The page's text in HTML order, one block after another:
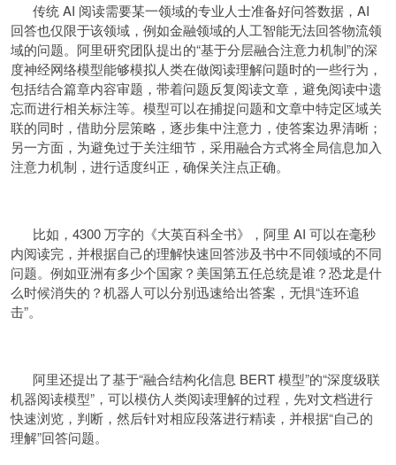
传统 AI 阅读需要某一领域的专业人士准备好问答数据，AI
回答也仅限于该领域，例如金融领域的人工智能无法回答物流领
域的问题。阿里研究团队提出的“基于分层融合注意力机制”的深
度神经网络模型能够模拟人类在做阅读理解问题时的一些行为，
包括结合篇章内容审题，带着问题反复阅读文章，避免阅读中遗
忘而进行相关标注等。模型可以在捕捉问题和文章中特定区域关
联的同时，借助分层策略，逐步集中注意力，使答案边界清晰；
另一方面，为避免过于关注细节，采用融合方式将全局信息加入
注意力机制，进行适度纠正，确保关注点正确。
比如，4300 万字的《大英百科全书》，阿里 AI 可以在毫秒
内阅读完，并根据自己的理解快速回答涉及书中不同领域的不同
问题。例如亚洲有多少个国家？美国第五任总统是谁？恐龙是什
么时候消失的？机器人可以分别迅速给出答案，无惧“连环追
击”。
阿里还提出了基于“融合结构化信息 BERT 模型”的“深度级联
机器阅读模型”，可以模仿人类阅读理解的过程，先对文档进行
快速浏览，判断，然后针对相应段落进行精读，并根据“自己的
理解”回答问题。